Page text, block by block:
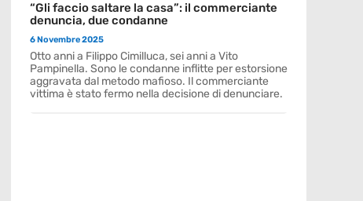
“Gli faccio saltare la casa”: il commerciante
denuncia, due condanne
6 Novembre 2025
Otto anni a Filippo Cimilluca, sei anni a Vito
Pampinella. Sono le condanne inflitte per estorsione
aggravata dal metodo mafioso. Il commerciante
vittima è stato fermo nella decisione di denunciare.